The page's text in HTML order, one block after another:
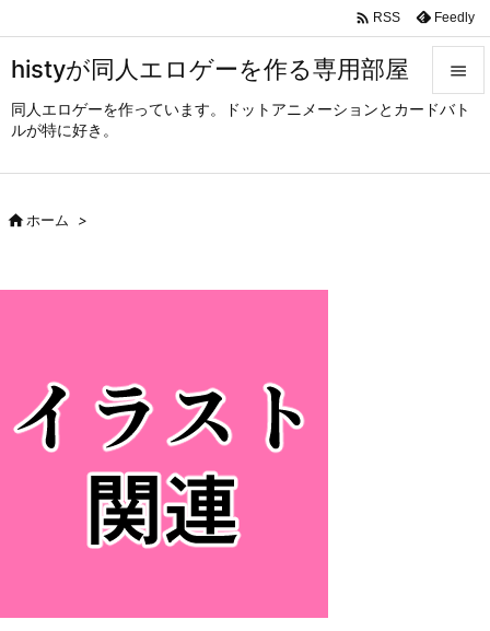
histyが同人エロゲーを作る専用部屋
同人エロゲーを作っています。ドットアニメーションとカードバト
ルが特に好き。



 RSS Feedly
ホーム >